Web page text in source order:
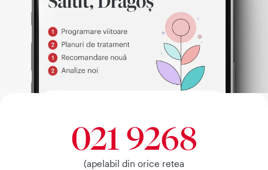
021 9268
(apelabil din orice retea